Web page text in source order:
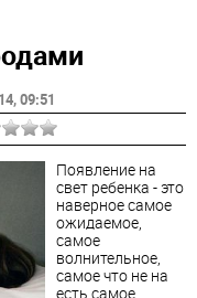
, 09:51
Появление на
свет ребенка - это
наверное самое
ожидаемое,
самое
волнительное,
самое что не на
есть самое